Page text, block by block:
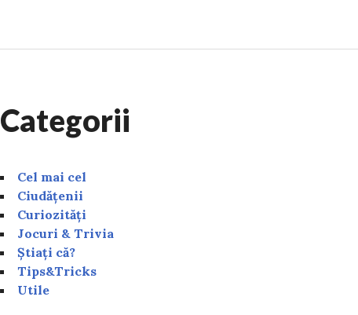
Categorii
Cel mai cel
Ciudățenii
Curiozități
Jocuri & Trivia
Știați că?
Tips&Tricks
Utile